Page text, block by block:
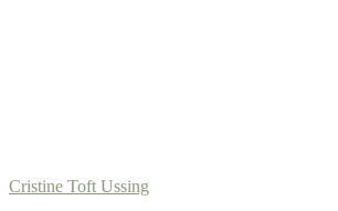
Cristine Toft Ussing